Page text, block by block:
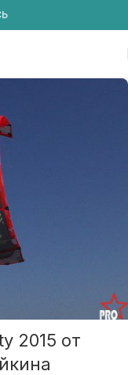
2015 от